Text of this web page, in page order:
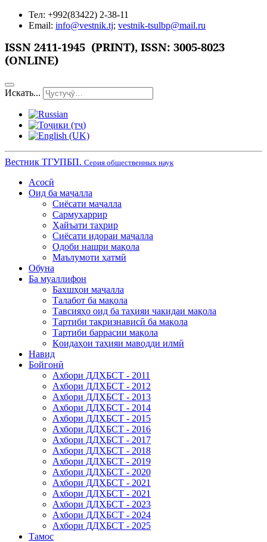
Тел: +992(83422) 2-38-11
Email: info@vestnik.tj; vestnik-tsulbp@mail.ru
ISSN 2411-1945 (PRINT), ISSN: 3005-8023
(ONLINE)
Искать...
Вестник ТГУПБП. Серия общественных наук
Асосӣ
Оид ба маҷалла
Сиёсати маҷалла
Сармуҳаррир
Ҳайъати таҳрир
Сиёсати идораи маҷалла
Одоби нашри мақола
Маълумоти ҳатмӣ
Обуна
Ба муаллифон
Бахшҳои маҷалла
Талабот ба мақола
Тавсияҳо оид ба таҳияи чакидаи мақола
Тартиби тақризнависӣ ба мақола
Тартиби баррасии мақола
Қоидаҳои таҳияи маводди илмӣ
Навид
Бойгонӣ
Ахбори ДДҲБСТ - 2011
Ахбори ДДҲБСТ - 2012
Ахбори ДДҲБСТ - 2013
Ахбори ДДҲБСТ - 2014
Ахбори ДДҲБСТ - 2015
Ахбори ДДҲБСТ - 2016
Ахбори ДДҲБСТ - 2017
Ахбори ДДҲБСТ - 2018
Ахбори ДДҲБСТ - 2019
Ахбори ДДҲБСТ - 2020
Ахбори ДДҲБСТ - 2021
Ахбори ДДҲБСТ - 2021
Ахбори ДДҲБСТ - 2023
Ахбори ДДҲБСТ - 2024
Ахбори ДДҲБСТ - 2025
Тамос